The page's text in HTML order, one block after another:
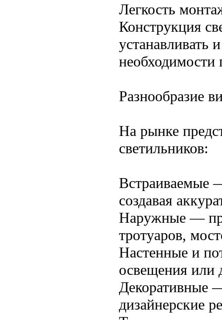
Легкость
Конструкция
устанавливать
необходимости
Разнообразие
На рынке
светильников:
Встраиваемые
создавая
Наружные —
тротуаров,
Настенные и
освещения или
Декоративные
дизайнерские